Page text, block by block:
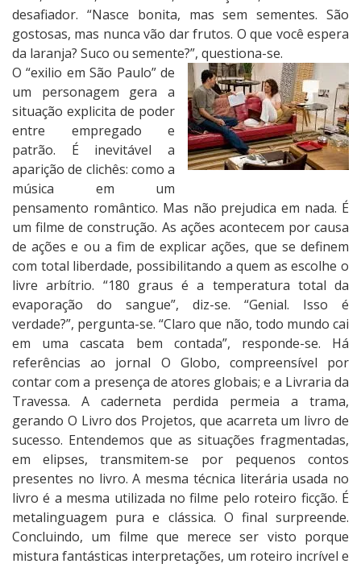
desafiador. “Nasce bonita, mas sem sementes. São
gostosas, mas nunca vão dar frutos. O que você espera
da laranja? Suco ou semente?”, questiona-se.
O “exilio em São Paulo” de
um personagem gera a
situação explicita de poder
entre empregado e
patrão. É inevitável a
aparição de clichês: como a
música em um
pensamento romântico. Mas não prejudica em nada. É
um filme de construção. As ações acontecem por causa
de ações e ou a fim de explicar ações, que se definem
com total liberdade, possibilitando a quem as escolhe o
livre arbítrio. “180 graus é a temperatura total da
evaporação do sangue”, diz-se. “Genial. Isso é
verdade?”, pergunta-se. “Claro que não, todo mundo cai
em uma cascata bem contada”, responde-se. Há
referências ao jornal O Globo, compreensível por
contar com a presença de atores globais; e a Livraria da
Travessa. A caderneta perdida permeia a trama,
gerando O Livro dos Projetos, que acarreta um livro de
sucesso. Entendemos que as situações fragmentadas,
em elipses, transmitem-se por pequenos contos
presentes no livro. A mesma técnica literária usada no
livro é a mesma utilizada no filme pelo roteiro ficção. É
metalinguagem pura e clássica. O final surpreende.
Concluindo, um filme que merece ser visto porque
mistura fantásticas interpretações, um roteiro incrível e